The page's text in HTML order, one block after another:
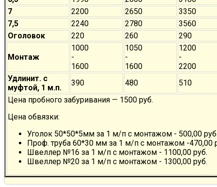
7
2200 2650
3350
7,5
2240 2780
3560
Оголовок
220 260 290
Монтаж
1000
-
1600
1050
-
1600
1200
-
2200
Удлинит. с
муфтой, 1 м.п.
390 480
510
Цена пробного забуривания — 1500 руб.
Цена обвязки:
Уголок 50*50*5мм за 1 м/п с монтажом - 500,00
Проф. труба 60*30 мм за 1 м/п с монтажом -470,00
Швеллер №16 за 1 м/п с монтажом - 1100,00 руб.
Швеллер №20 за 1 м/п с монтажом - 1300,00 руб.